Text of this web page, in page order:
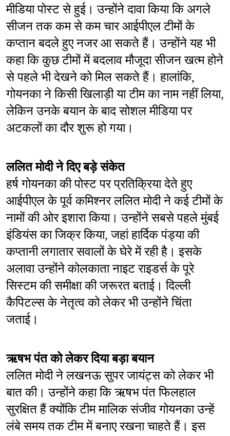
मीडिया पोस्ट से हुई। उन्होंने दावा किया कि अगले
सीजन तक कम से कम चार आईपीएल टीमों के
कप्तान बदले हुए नजर आ सकते हैं। उन्होंने यह भी
कहा कि कुछ टीमों में बदलाव मौजूदा सीजन खत्म होने
से पहले भी देखने को मिल सकते हैं। हालांकि,
गोयनका ने किसी खिलाड़ी या टीम का नाम नहीं लिया,
लेकिन उनके बयान के बाद सोशल मीडिया पर
अटकलों का दौर शुरू हो गया।
ललित मोदी ने दिए बड़े संकेत
हर्ष गोयनका की पोस्ट पर प्रतिक्रिया देते हुए
आईपीएल के पूर्व कमिश्नर ललित मोदी ने कई टीमों के
नामों की ओर इशारा किया। उन्होंने सबसे पहले मुंबई
इंडियंस का जिक्र किया, जहां हार्दिक पंड्या की
कप्तानी लगातार सवालों के घेरे में रही है। इसके
अलावा उन्होंने कोलकाता नाइट राइडर्स के पूरे
सिस्टम की समीक्षा की जरूरत बताई। दिल्ली
कैपिटल्स के नेतृत्व को लेकर भी उन्होंने चिंता
जताई।
ऋषभ पंत को लेकर दिया बड़ा बयान
ललित मोदी ने लखनऊ सुपर जायंट्स को लेकर भी
बात की। उन्होंने कहा कि ऋषभ पंत फिलहाल
सुरक्षित हैं क्योंकि टीम मालिक संजीव गोयनका उन्हें
लंबे समय तक टीम में बनाए रखना चाहते हैं। इस